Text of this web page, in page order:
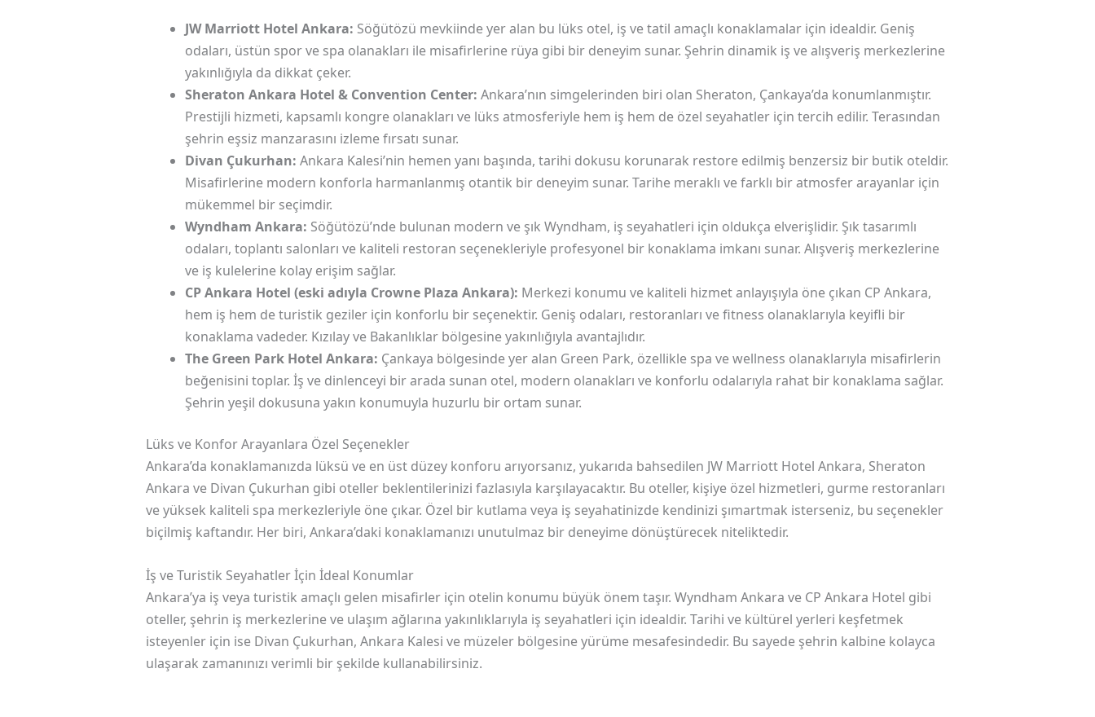
JW Marriott Hotel Ankara: Söğütözü mevkiinde yer alan bu lüks otel, iş ve tatil amaçlı konaklamalar için idealdir. Geniş
odaları, üstün spor ve spa olanakları ile misafirlerine rüya gibi bir deneyim sunar. Şehrin dinamik iş ve alışveriş merkezlerine
yakınlığıyla da dikkat çeker.
Sheraton Ankara Hotel & Convention Center: Ankara’nın simgelerinden biri olan Sheraton, Çankaya’da konumlanmıştır.
Prestijli hizmeti, kapsamlı kongre olanakları ve lüks atmosferiyle hem iş hem de özel seyahatler için tercih edilir. Terasından
şehrin eşsiz manzarasını izleme fırsatı sunar.
Divan Çukurhan: Ankara Kalesi’nin hemen yanı başında, tarihi dokusu korunarak restore edilmiş benzersiz bir butik oteldir.
Misafirlerine modern konforla harmanlanmış otantik bir deneyim sunar. Tarihe meraklı ve farklı bir atmosfer arayanlar için
mükemmel bir seçimdir.
Wyndham Ankara: Söğütözü’nde bulunan modern ve şık Wyndham, iş seyahatleri için oldukça elverişlidir. Şık tasarımlı
odaları, toplantı salonları ve kaliteli restoran seçenekleriyle profesyonel bir konaklama imkanı sunar. Alışveriş merkezlerine
ve iş kulelerine kolay erişim sağlar.
CP Ankara Hotel (eski adıyla Crowne Plaza Ankara): Merkezi konumu ve kaliteli hizmet anlayışıyla öne çıkan CP Ankara,
hem iş hem de turistik geziler için konforlu bir seçenektir. Geniş odaları, restoranları ve fitness olanaklarıyla keyifli bir
konaklama vadeder. Kızılay ve Bakanlıklar bölgesine yakınlığıyla avantajlıdır.
The Green Park Hotel Ankara: Çankaya bölgesinde yer alan Green Park, özellikle spa ve wellness olanaklarıyla misafirlerin
beğenisini toplar. İş ve dinlenceyi bir arada sunan otel, modern olanakları ve konforlu odalarıyla rahat bir konaklama sağlar.
Şehrin yeşil dokusuna yakın konumuyla huzurlu bir ortam sunar.
Lüks ve Konfor Arayanlara Özel Seçenekler
Ankara’da konaklamanızda lüksü ve en üst düzey konforu arıyorsanız, yukarıda bahsedilen JW Marriott Hotel Ankara, Sheraton
Ankara ve Divan Çukurhan gibi oteller beklentilerinizi fazlasıyla karşılayacaktır. Bu oteller, kişiye özel hizmetleri, gurme restoranları
ve yüksek kaliteli spa merkezleriyle öne çıkar. Özel bir kutlama veya iş seyahatinizde kendinizi şımartmak isterseniz, bu seçenekler
biçilmiş kaftandır. Her biri, Ankara’daki konaklamanızı unutulmaz bir deneyime dönüştürecek niteliktedir.
İş ve Turistik Seyahatler İçin İdeal Konumlar
Ankara’ya iş veya turistik amaçlı gelen misafirler için otelin konumu büyük önem taşır. Wyndham Ankara ve CP Ankara Hotel gibi
oteller, şehrin iş merkezlerine ve ulaşım ağlarına yakınlıklarıyla iş seyahatleri için idealdir. Tarihi ve kültürel yerleri keşfetmek
isteyenler için ise Divan Çukurhan, Ankara Kalesi ve müzeler bölgesine yürüme mesafesindedir. Bu sayede şehrin kalbine kolayca
ulaşarak zamanınızı verimli bir şekilde kullanabilirsiniz.